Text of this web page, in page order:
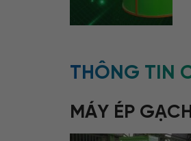
THÔNG TIN
MÁY ÉP